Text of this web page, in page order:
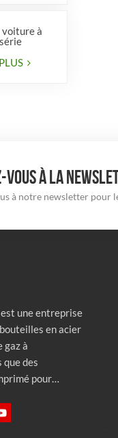
voiture à
À LA
à notre newsletter pour
une entreprise
en acier
gaz à
des
pour